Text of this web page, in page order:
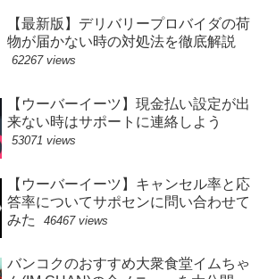
【最新版】デリバリープロバイダの荷
物が届かない時の対処法を徹底解説
62267 views
【ウーバーイーツ】現金払い設定が出
来ない時はサポートに連絡しよう
53071 views
【ウーバーイーツ】キャンセル率と応
答率についてサポセンに問い合わせて
みた
46467 views
バンコクのおすすめ大衆食堂イムちゃ